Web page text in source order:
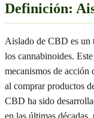
Definición:
Aislado de CBD es un
los cannabinoides.
mecanismos de
al comprar productos
CBD ha sido
en las últimas